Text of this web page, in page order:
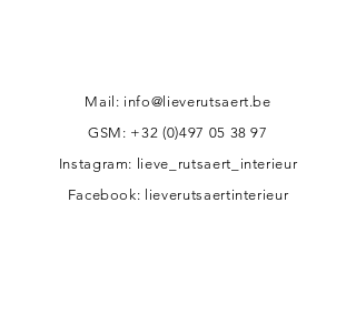
Mail: info@lieverutsaert.be
GSM: +32 (0)497 05 38 97
Instagram: lieve_rutsaert_interieur
Facebook: lieverutsaertinterieur